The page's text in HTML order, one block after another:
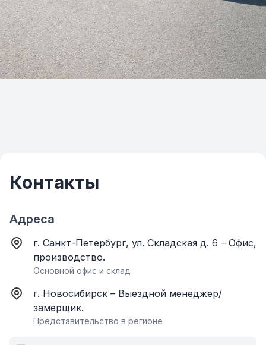
Контакты
Адреса
г. Санкт-Петербург, ул. Складская д. 6 – Офис,
производство.
Основной офис и склад
г. Новосибирск – Выездной менеджер/
замерщик.
Представительство в регионе